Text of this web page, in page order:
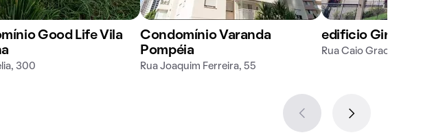
Good Life Vila
300
Condomínio Varanda
Pompéia
Rua Joaquim Ferreira, 55
edificio Giro
Rua Caio Graco, 201